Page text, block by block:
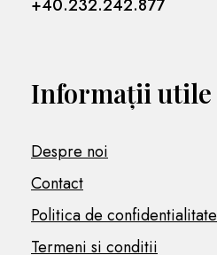
+40.232.242.877
Informații utile
Despre noi
Contact
Politica de confidentialitate
Termeni si conditii